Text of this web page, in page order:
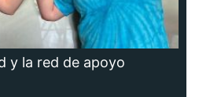
y la red de apoyo